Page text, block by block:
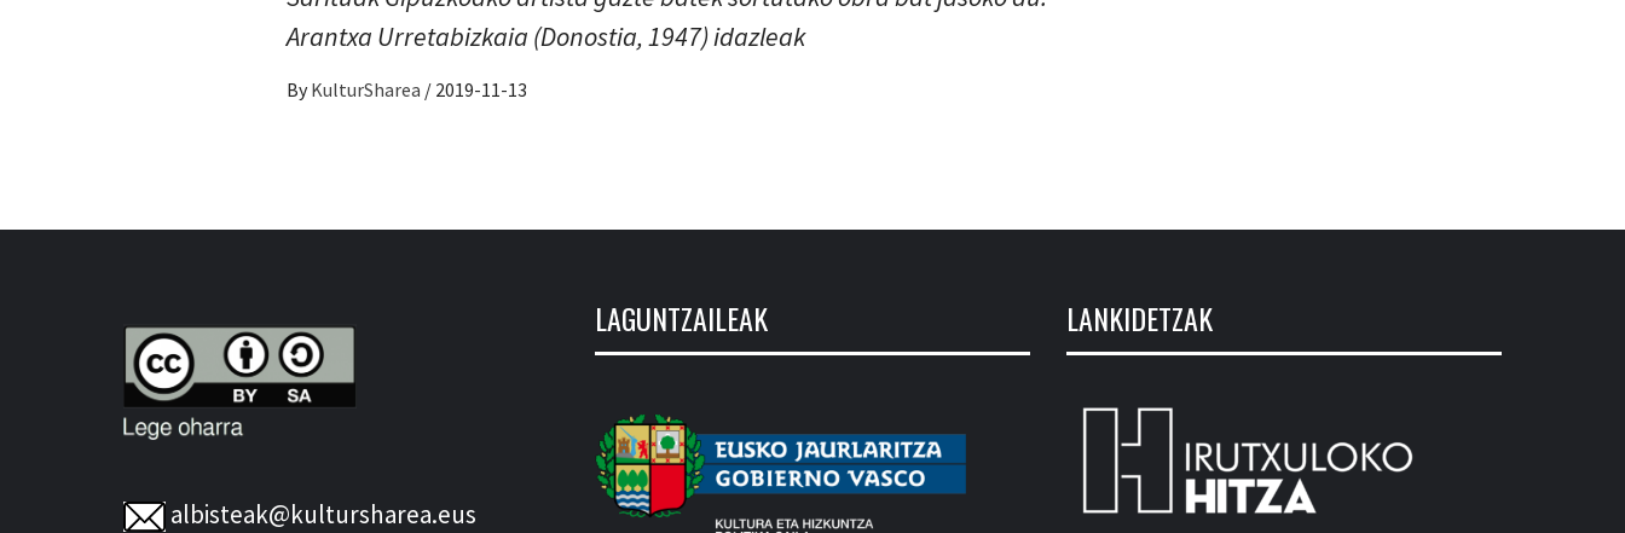
Arantxa Urretabizkaia (Donostia, 1947) idazleak
By KulturSharea / 2019-11-13
albisteak@kultursharea.eus
LAGUNTZAILEAK LANKIDETZAK